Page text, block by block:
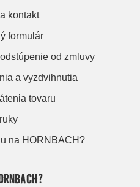
kontakt
formulár
od zmluvy
a vyzdvihnutia
tovaru
na HORNBACH?